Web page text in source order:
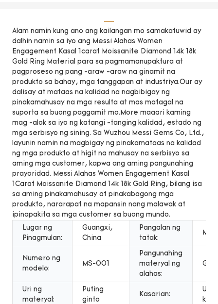
Alam namin kung ano ang kailangan mo samakatuwid ay
dalhin namin sa iyo ang Messi Alahas Women
Engagement Kasal 1carat Moissanite Diamond 14k 18k
Gold Ring Material para sa pagmamanupaktura at
pagproseso ng pang -araw -araw na ginamit na
produkto sa bahay, mga tanggapan at industriya.Our ay
dalisay at mataas na kalidad na nagbibigay ng
pinakamahusay na mga resulta at mas matagal na
suporta sa buong paggamit mo.More maaari kaming
mag -alok sa iyo ng katangi -tanging kalidad, estado ng
mga serbisyo ng sining. Sa Wuzhou Messi Gems Co, Ltd.,
layunin namin na magbigay ng pinakamataas na kalidad
ng mga produkto at higit na mahusay na serbisyo sa
aming mga customer, kapwa ang aming pangunahing
prayoridad. Messi Alahas Women Engagement Kasal
1Carat Moissanite Diamond 14k 18k Gold Ring, bilang isa
sa aming pinakamahusay at pinakabagong mga
produkto, nararapat na mapansin nang malawak at
ipinapakita sa mga customer sa buong mundo.
Lugar ng
Pinagmulan:
Guangxi,
China
Pangalan ng
tatak:
Numero ng
modelo:
MS-001
Pangunahing
materyal ng
alahas:
Uri ng
materyal:
Puting
ginto
Kasarian: